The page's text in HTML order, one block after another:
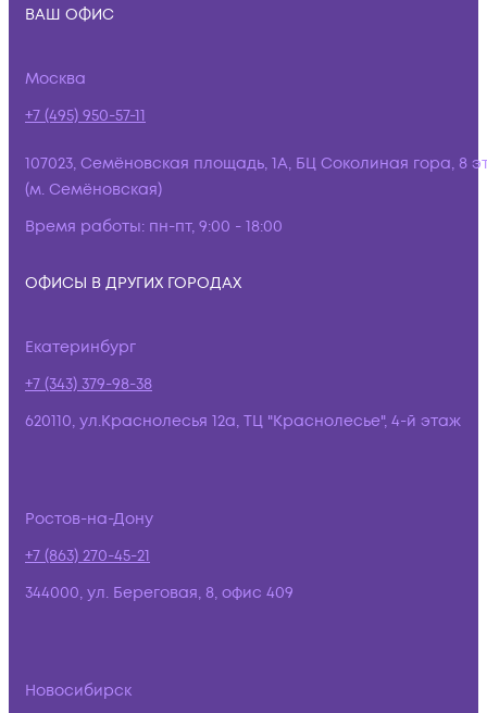
ВАШ ОФИС
Москва
+7 (495) 950-57-11
107023, Семёновская площадь, 1А, БЦ Соколиная гора, 8
(м. Семёновская)
Время работы: пн-пт, 9:00 - 18:00
ОФИСЫ В ДРУГИХ ГОРОДАХ
Екатеринбург
+7 (343) 379-98-38
620110, ул.Краснолесья 12а, ТЦ "Краснолесье", 4-й этаж
Ростов-на-Дону
+7 (863) 270-45-21
344000, ул. Береговая, 8, офис 409
Новосибирск